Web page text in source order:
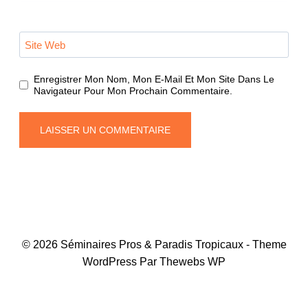
Site Web
Enregistrer Mon Nom, Mon E-Mail Et Mon Site Dans Le
Navigateur Pour Mon Prochain Commentaire.
© 2026 Séminaires Pros & Paradis Tropicaux - Theme
WordPress Par Thewebs WP